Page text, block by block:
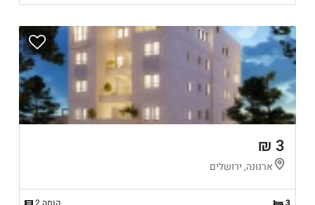
3 ₪
ארנונה, ירושלים